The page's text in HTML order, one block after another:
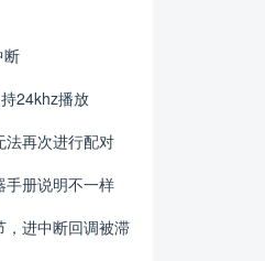
断
24khz播放
法再次进行配对
手册说明不一样
进中断回调被滞